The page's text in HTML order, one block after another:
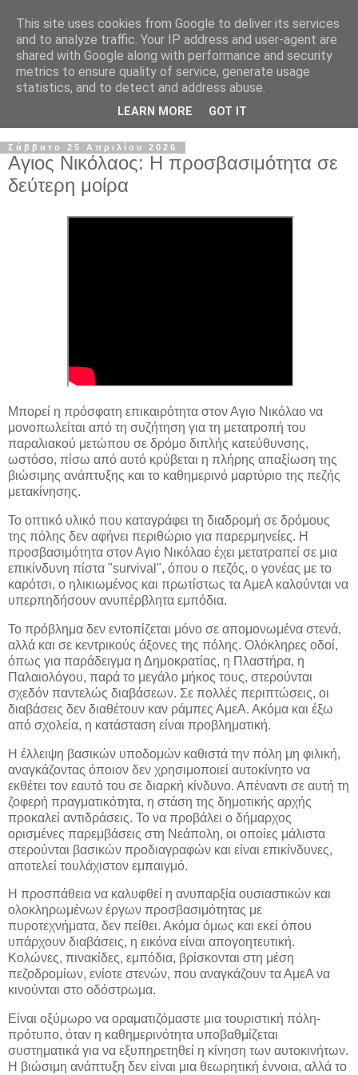
Σάββατο 25 Απριλίου 2026
Αγιος Νικόλαος: Η προσβασιμότητα σε
δεύτερη μοίρα
Μπορεί η πρόσφατη επικαιρότητα στον Αγιο Νικόλαο να
μονοπωλείται από τη συζήτηση για τη μετατροπή του
παραλιακού μετώπου σε δρόμο διπλής κατεύθυνσης,
ωστόσο, πίσω από αυτό κρύβεται η πλήρης απαξίωση της
βιώσιμης ανάπτυξης και το καθημερινό μαρτύριο της πεζής
μετακίνησης.
Το οπτικό υλικό που καταγράφει τη διαδρομή σε δρόμους
της πόλης δεν αφήνει περιθώριο για παρερμηνείες. Η
προσβασιμότητα στον Αγιο Νικόλαο έχει μετατραπεί σε μια
επικίνδυνη πίστα "survival", όπου ο πεζός, ο γονέας με το
καρότσι, ο ηλικιωμένος και πρωτίστως τα ΑμεΑ καλούνται να
υπερπηδήσουν ανυπέρβλητα εμπόδια.
Το πρόβλημα δεν εντοπίζεται μόνο σε απομονωμένα στενά,
αλλά και σε κεντρικούς άξονες της πόλης. Ολόκληρες οδοί,
όπως για παράδειγμα η Δημοκρατίας, η Πλαστήρα, η
Παλαιολόγου, παρά το μεγάλο μήκος τους, στερούνται
σχεδόν παντελώς διαβάσεων. Σε πολλές περιπτώσεις, οι
διαβάσεις δεν διαθέτουν καν ράμπες ΑμεΑ. Ακόμα και έξω
από σχολεία, η κατάσταση είναι προβληματική.
Η έλλειψη βασικών υποδομών καθιστά την πόλη μη φιλική,
αναγκάζοντας όποιον δεν χρησιμοποιεί αυτοκίνητο να
εκθέτει τον εαυτό του σε διαρκή κίνδυνο. Απέναντι σε αυτή τη
ζοφερή πραγματικότητα, η στάση της δημοτικής αρχής
προκαλεί αντιδράσεις. Το να προβάλει ο δήμαρχος
ορισμένες παρεμβάσεις στη Νεάπολη, οι οποίες μάλιστα
στερούνται βασικών προδιαγραφών και είναι επικίνδυνες,
αποτελεί τουλάχιστον εμπαιγμό.
Η προσπάθεια να καλυφθεί η ανυπαρξία ουσιαστικών και
ολοκληρωμένων έργων προσβασιμότητας με
πυροτεχνήματα, δεν πείθει. Ακόμα όμως και εκεί όπου
υπάρχουν διαβάσεις, η εικόνα είναι απογοητευτική.
Κολώνες, πινακίδες, εμπόδια, βρίσκονται στη μέση
πεζοδρομίων, ενίοτε στενών, που αναγκάζουν τα ΑμεΑ να
κινούνται στο οδόστρωμα.
Είναι οξύμωρο να οραματιζόμαστε μια τουριστική πόλη-
πρότυπο, όταν η καθημερινότητα υποβαθμίζεται
συστηματικά για να εξυπηρετηθεί η κίνηση των αυτοκινήτων.
Η βιώσιμη ανάπτυξη δεν είναι μια θεωρητική έννοια, αλλά το
This site uses cookies from Google to deliver its services
and to analyze traffic. Your IP address and user-agent are
shared with Google along with performance and security
metrics to ensure quality of service, generate usage
statistics, and to detect and address abuse.
LEARN MORE GOT IT